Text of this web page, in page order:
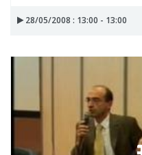
28/05/2008 : 13:00 - 13:00